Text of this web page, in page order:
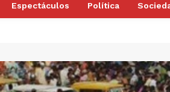
Espectáculos Política